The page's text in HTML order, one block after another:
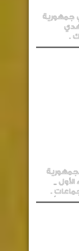
جمهورية
.
_
.